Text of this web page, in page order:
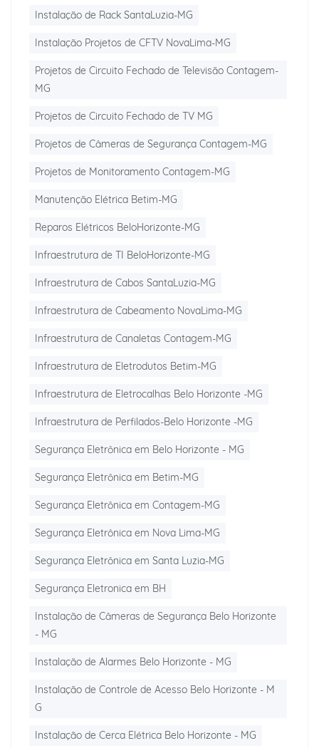
Instalação de Rack SantaLuzia-MG
Instalação Projetos de CFTV NovaLima-MG
Projetos de Circuito Fechado de Televisão Contagem-
MG
Projetos de Circuito Fechado de TV MG
Projetos de Câmeras de Segurança Contagem-MG
Projetos de Monitoramento Contagem-MG
Manutenção Elétrica Betim-MG
Reparos Elétricos BeloHorizonte-MG
Infraestrutura de TI BeloHorizonte-MG
Infraestrutura de Cabos SantaLuzia-MG
Infraestrutura de Cabeamento NovaLima-MG
Infraestrutura de Canaletas Contagem-MG
Infraestrutura de Eletrodutos Betim-MG
Infraestrutura de Eletrocalhas Belo Horizonte -MG
Infraestrutura de Perfilados-Belo Horizonte -MG
Segurança Eletrônica em Belo Horizonte - MG
Segurança Eletrônica em Betim-MG
Segurança Eletrônica em Contagem-MG
Segurança Eletrônica em Nova Lima-MG
Segurança Eletrônica em Santa Luzia-MG
Segurança Eletronica em BH
Instalação de Câmeras de Segurança Belo Horizonte
- MG
Instalação de Alarmes Belo Horizonte - MG
Instalação de Controle de Acesso Belo Horizonte - M
G
Instalação de Cerca Elétrica Belo Horizonte - MG